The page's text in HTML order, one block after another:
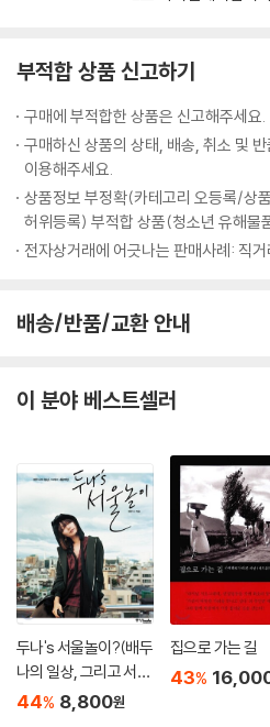
지고, 사라지고, 사라졌다. 모두 다. 스토
상대를 ‘제 잘난 멋에 사는 참여의식 없
은 이내 서로 생각이 비슷하다는 사실을
몇백 달러와 앤더슨의 형에게 얻은
었다. 고작 14분짜리 단편이었지만 이
슨을 찾아왔고, 결국 장편 영화 『바틀 로
성공은 하지 못했지만 이 영화는 그의
했고, 이후 활동의 시작점이 되었다. 거장
켓』를 본 후 웨스 앤더슨의 팬이 되었다
콜세지’로 지목했다(그러나 웨스 앤더
영화 『그랜드 부다페스트 호텔』은 세
보이 제로와 그의 멘토 구스타브가 주축
호인 마담 D(틸다 스윈튼)의 죽음의 비
나고, 상속받은 명화를 지키는 것이 전체
하고 허술한 미스터리 추격 영화처럼 느
이 간섭한 영상은 진부할 수도 허술할 수
만의 이상향을 건설하고자 하는 웨스 앤
서, 중복적인 이야기 구조(『그랜드 부다
기 안의 이야기 안’이라는 3중 구조를
칭의 아름다움이 부각되는 영상, 정교하
하고 기발한 의상들, 길거리에 버려진
품들에 이르기까지 그의 특징이 유감없
부적합 상품 신고하기
구매에 부적합한 상품은 신고해주세요.
구매하신 상품의 상태, 배송, 취소 및
이용해주세요.
상품정보 부정확(카테고리 오등록/상
허위등록) 부적합 상품(청소년 유해물
전자상거래에 어긋나는 판매사례: 직거
배송/반품/교환 안내
이 분야 베스트셀러
두나's 서울놀이?(배두
나의 일상, 그리고 서울
여행) : 상급
44% 8,800원
집으로 가는 길
43%